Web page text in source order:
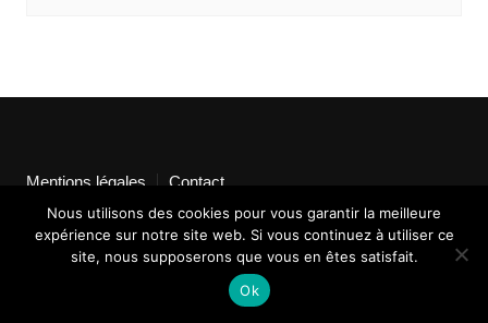
Mentions légales Contact
Nous utilisons des cookies pour vous garantir la meilleure
expérience sur notre site web. Si vous continuez à utiliser ce
site, nous supposerons que vous en êtes satisfait.
Ok